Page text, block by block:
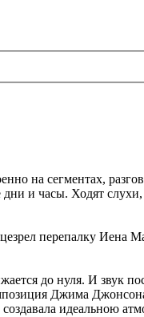
на сегментах,
и часы. Ходят слухи,
перепалку Иена
до нуля. И звук
Джима
идеальною